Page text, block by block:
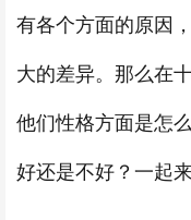
有各个方面的原因
大的差异。那么在
他们性格方面是怎
好还是不好？一起来